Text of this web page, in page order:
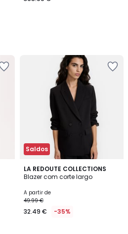
Saldos
LA REDOUTE COLLECTIONS
Blazer com corte largo
A partir de
49.99 €
32.49 € -35%
4,5
/ 5
4
Cores